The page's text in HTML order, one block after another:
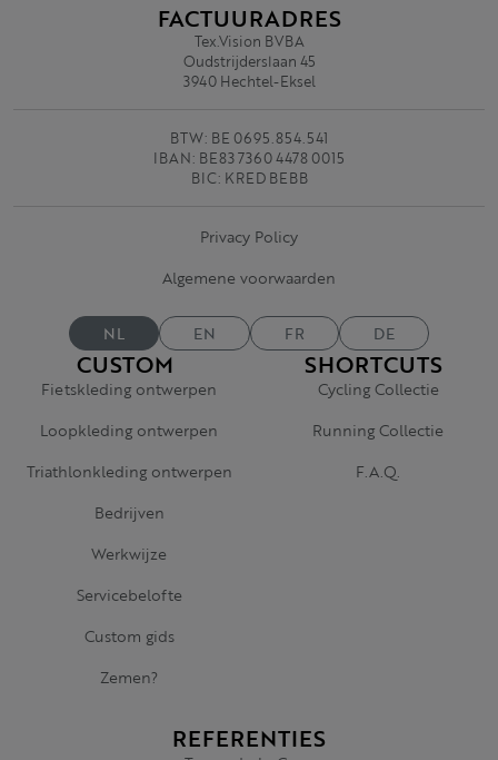
CUSTOM
Fietskleding ontwerpen
Loopkleding ontwerpen
Triathlonkleding ontwerpen
Bedrijven
Werkwijze
Servicebelofte
Custom gids
Zemen?
SHORTCUTS
Cycling Collectie
Running Collectie
F.A.Q.
REFERENTIES
FACTUURADRES
Tex.Vision BVBA
Oudstrijderslaan 45
3940 Hechtel-Eksel
BTW: BE 0695.854.541
IBAN: BE83 7360 4478 0015
BIC: KRED BEBB
Privacy Policy
Algemene voorwaarden
NL EN FR DE